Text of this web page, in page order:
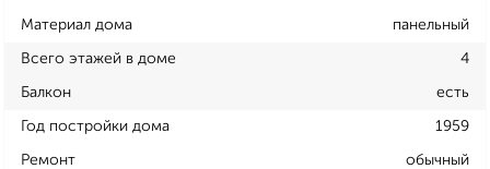
Материал дома панельный
Всего этажей в доме 4
Балкон есть
Год постройки дома 1959
Ремонт обычный